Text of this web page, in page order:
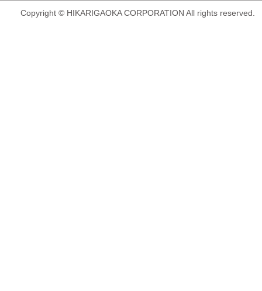
Copyright © HIKARIGAOKA CORPORATION All rights reserved.